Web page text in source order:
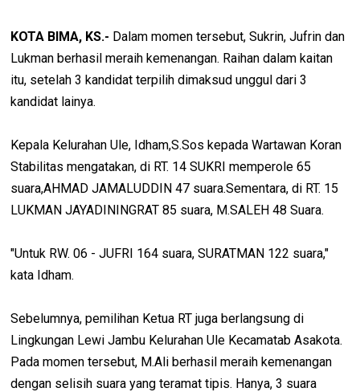
KOTA BIMA, KS.- Dalam momen tersebut, Sukrin, Jufrin dan
Lukman berhasil meraih kemenangan. Raihan dalam kaitan
itu, setelah 3 kandidat terpilih dimaksud unggul dari 3
kandidat lainya.
Kepala Kelurahan Ule, Idham,S.Sos kepada Wartawan Koran
Stabilitas mengatakan, di RT. 14 SUKRI memperole 65
suara,AHMAD JAMALUDDIN 47 suara.Sementara, di RT. 15
LUKMAN JAYADININGRAT 85 suara, M.SALEH 48 Suara.
"Untuk RW. 06 - JUFRI 164 suara, SURATMAN 122 suara,"
kata Idham.
Sebelumnya, pemilihan Ketua RT juga berlangsung di
Lingkungan Lewi Jambu Kelurahan Ule Kecamatab Asakota.
Pada momen tersebut, M.Ali berhasil meraih kemenangan
dengan selisih suara yang teramat tipis. Hanya, 3 suara